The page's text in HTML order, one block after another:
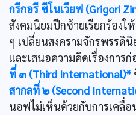
กรีกอรี ซีโนเวียฟ (Grigori
สังคมนิยมปีกซ้ายเรียกร้องใ
ๆ เปลี่ยนสงครามจักรพรรดินิ
และเสนอความคิดเรื่องการก่
ที่ ๓ (Third International)*
สากลที่ ๒ (Second
นอฟไม่เห็นด้วยกับการเคลื่อ